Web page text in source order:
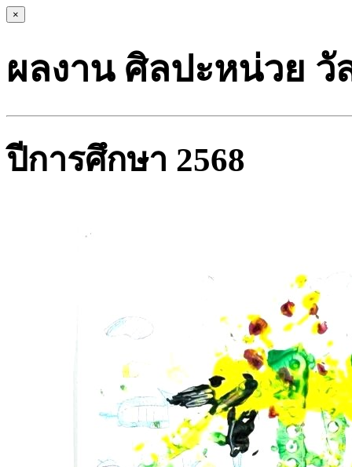
×
ผลงาน ศิลปะหน่วย
ปีการศึกษา 2568